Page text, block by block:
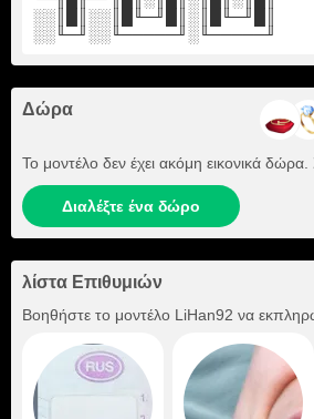
░░║█║░░║█╙─╜█║░║█╙─╜█║
░░╙─╜░░╙─────╜░╙─────╜
Δώρα
Το μοντέλο δεν έχει ακόμη εικονικά
Διαλέξτε ένα δώρο
λίστα Επιθυμιών
Βοηθήστε το μοντέλο LiHan92 να